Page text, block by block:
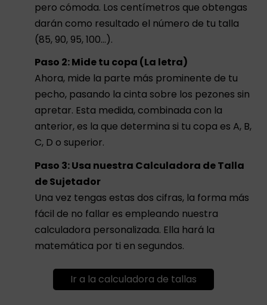
pero cómoda. Los centímetros que obtengas
darán como resultado el número de tu talla
(85, 90, 95, 100…).
Paso 2: Mide tu copa (La letra)
Ahora, mide la parte más prominente de tu
pecho, pasando la cinta sobre los pezones sin
apretar. Esta medida, combinada con la
anterior, es la que determina si tu copa es A, B,
C, D o superior.
Paso 3: Usa nuestra Calculadora de Talla
de Sujetador
Una vez tengas estas dos cifras, la forma más
fácil de no fallar es empleando nuestra
calculadora personalizada. Ella hará la
matemática por ti en segundos.
Ir a la calculadora de tallas